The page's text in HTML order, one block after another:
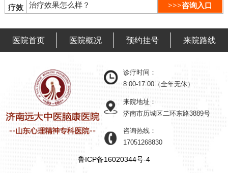
疗效 治疗效果怎么样？ >>>咨询入口
医院首页 医院概况 预约挂号 来院路线
诊疗时间：
8:00-17:00（全年无休）
来院地址：
济南市历城区二环东路3889号
咨询热线：
17051268830
鲁ICP备16020344号-4